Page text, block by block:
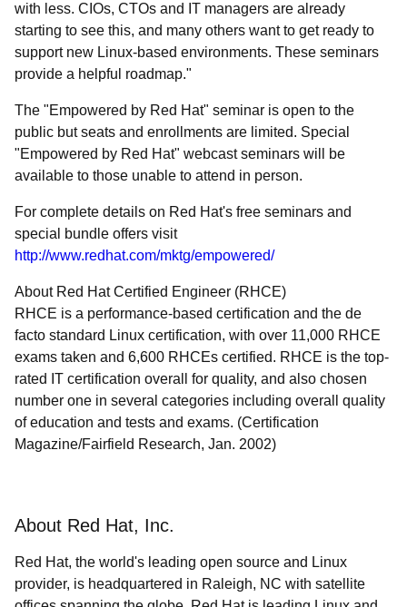
with less. CIOs, CTOs and IT managers are already
starting to see this, and many others want to get ready to
support new Linux-based environments. These seminars
provide a helpful roadmap."
The "Empowered by Red Hat" seminar is open to the
public but seats and enrollments are limited. Special
"Empowered by Red Hat" webcast seminars will be
available to those unable to attend in person.
For complete details on Red Hat's free seminars and
special bundle offers visit
http://www.redhat.com/mktg/empowered/
About Red Hat Certified Engineer (RHCE)
RHCE is a performance-based certification and the de
facto standard Linux certification, with over 11,000 RHCE
exams taken and 6,600 RHCEs certified. RHCE is the top-
rated IT certification overall for quality, and also chosen
number one in several categories including overall quality
of education and tests and exams. (Certification
Magazine/Fairfield Research, Jan. 2002)
About Red Hat, Inc.
Red Hat, the world's leading open source and Linux
provider, is headquartered in Raleigh, NC with satellite